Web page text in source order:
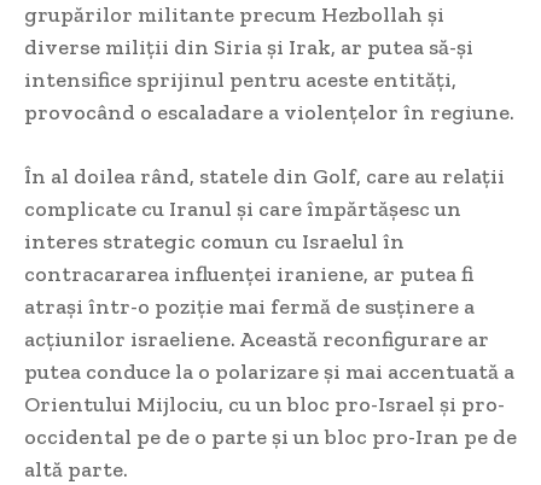
grupărilor militante precum Hezbollah și
diverse miliții din Siria și Irak, ar putea să-și
intensifice sprijinul pentru aceste entități,
provocând o escaladare a violențelor în regiune.
În al doilea rând, statele din Golf, care au relații
complicate cu Iranul și care împărtășesc un
interes strategic comun cu Israelul în
contracararea influenței iraniene, ar putea fi
atrași într-o poziție mai fermă de susținere a
acțiunilor israeliene. Această reconfigurare ar
putea conduce la o polarizare și mai accentuată a
Orientului Mijlociu, cu un bloc pro-Israel și pro-
occidental pe de o parte și un bloc pro-Iran pe de
altă parte.